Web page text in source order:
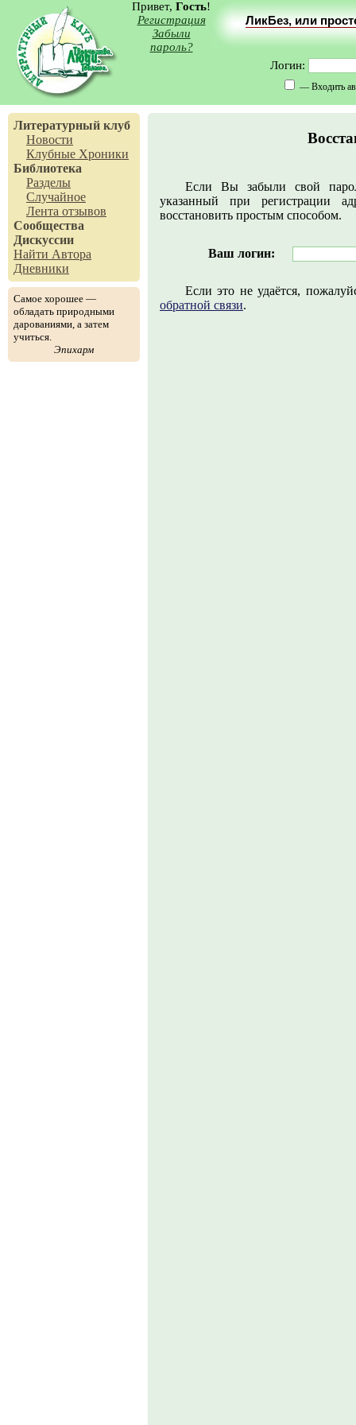
Привет, Гость!
Регистрация
Забыли
пароль?
ЛикБез, или
Логин:
— Входить
Литературный клуб
Новости
Клубные Хроники
Библиотека
Разделы
Случайное
Лента отзывов
Сообщества
Дискуссии
Найти Автора
Дневники
Самое хорошее —
обладать природными
дарованиями, а затем
учиться.
Эпихарм
Если Вы забыли свой
указанный при регистрации
восстановить простым способом.
Ваш логин:
Если это не удаётся,
обратной связи.